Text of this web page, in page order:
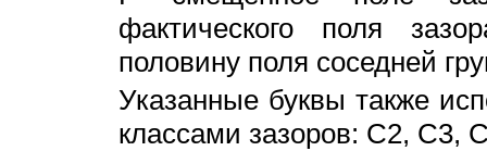
фактического поля
половину поля соседней
Указанные буквы также
классами зазоров: С2,